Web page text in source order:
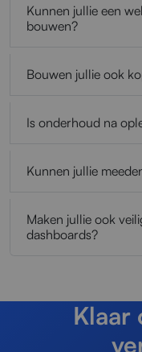
Kunnen jullie een
bouwen?
Bouwen jullie ook
Is onderhoud na
Kunnen jullie
Maken jullie ook
dashboards?
Klaar